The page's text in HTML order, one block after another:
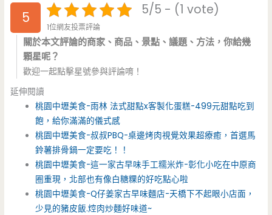
5 5/5 - (1 vote)
1位網友投票評論
關於本文評論的商家、商品、景點、議題、方法，你給幾
顆星呢？
歡迎一起點擊星號參與評論唷！
延伸閱讀
桃園中壢美食-雨林 法式甜點x客製化蛋糕-499元甜點吃到
飽，給你滿滿的儀式感
桃園中壢美食-叔叔PBQ-桌邊烤肉視覺效果超療癒，首選馬
鈴薯排骨鍋一定要吃！！
桃園中壢美食-這一家古早味手工糯米炸-彰化小吃在中原商
圈重現，北部也有像白糖粿的好吃點心啦
桃園中壢美食-Q仔姜家古早味麵店-天橋下不起眼小店面，
少見的豬皮飯.焢肉炒麵好味道~